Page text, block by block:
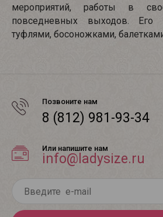
мероприятий, работы в
повседневных выходов. Его
туфлями, босоножками,
Позвоните нам
8 (812) 981-93-34
Или напишите нам
info@ladysize.ru